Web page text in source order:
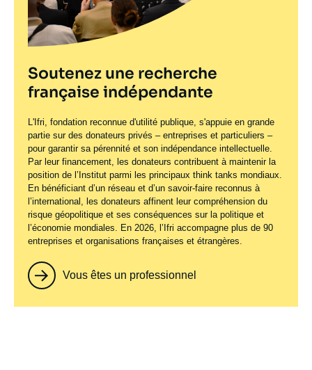
Soutenez une recherche
française indépendante
L'Ifri, fondation reconnue d'utilité publique, s'appuie en grande
partie sur des donateurs privés – entreprises et particuliers –
pour garantir sa pérennité et son indépendance intellectuelle.
Par leur financement, les donateurs contribuent à maintenir la
position de l’Institut parmi les principaux think tanks mondiaux.
En bénéficiant d’un réseau et d’un savoir-faire reconnus à
l’international, les donateurs affinent leur compréhension du
risque géopolitique et ses conséquences sur la politique et
l’économie mondiales. En 2026, l’Ifri accompagne plus de 90
entreprises et organisations françaises et étrangères.
Vous êtes un professionnel